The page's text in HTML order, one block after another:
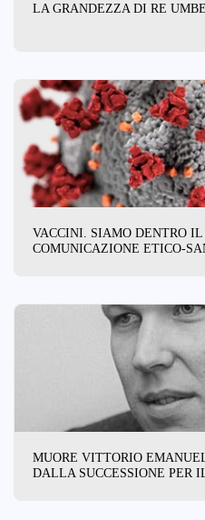
LA GRANDEZZA DI RE
VACCINI. SIAMO DENTRO
COMUNICAZIONE ETICO-
MUORE VITTORIO
DALLA SUCCESSIONE PER